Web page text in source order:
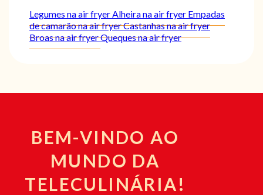
Legumes na air fryerAlheira na air fryer Empadas
de camarão na air fryerCastanhas na air fryer
Broas na air fryerQueques na air fryer
BEM-VINDO AO
MUNDO DA
TELECULINÁRIA!